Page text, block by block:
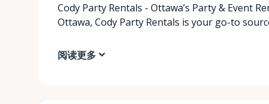
Cody Party Rentals - Ottawa’s Party & Event
Ottawa, Cody Party Rentals is your go-to
阅读更多